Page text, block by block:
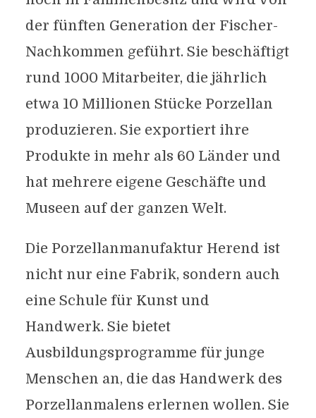
der fünften Generation der Fischer-
Nachkommen geführt. Sie beschäftigt
rund 1000 Mitarbeiter, die jährlich
etwa 10 Millionen Stücke Porzellan
produzieren. Sie exportiert ihre
Produkte in mehr als 60 Länder und
hat mehrere eigene Geschäfte und
Museen auf der ganzen Welt.
Die Porzellanmanufaktur Herend ist
nicht nur eine Fabrik, sondern auch
eine Schule für Kunst und
Handwerk. Sie bietet
Ausbildungsprogramme für junge
Menschen an, die das Handwerk des
Porzellanmalens erlernen wollen. Sie